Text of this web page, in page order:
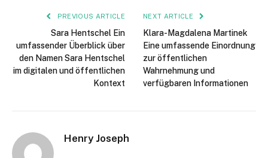
PREVIOUS ARTICLE
Sara Hentschel Ein
umfassender Überblick über
den Namen Sara Hentschel
im digitalen und öffentlichen
Kontext
NEXT ARTICLE
Klara-Magdalena Martinek
Eine umfassende Einordnung
zur öffentlichen
Wahrnehmung und
verfügbaren Informationen
Henry Joseph